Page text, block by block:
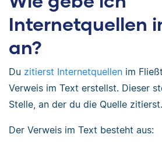
Internetquellen
an?
Du zitierst Internetquellen im
Verweis im Text erstellst. Dieser
Stelle, an der du die Quelle zitierst.
Der Verweis im Text besteht aus: